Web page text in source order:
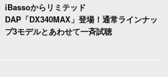
iBassoからリミテッド
DAP「DX340MAX」登場！通常ラインナッ
プ3モデルとあわせて一斉試聴